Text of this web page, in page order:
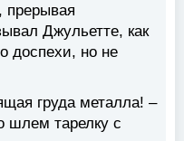
прерывая
Джульетте, как
доспехи, но не
груда металла! –
шлем тарелку с